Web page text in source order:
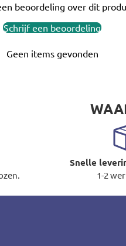
beoordeling over dit
Schrijf een beoordeling
Geen items gevonden
Snelle
1-2